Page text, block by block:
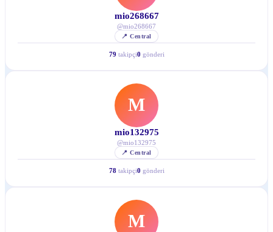
mio268667
@mio268667
📍Central
79 takipçi0 gönderi
M
mio132975
@mio132975
📍Central
78 takipçi0 gönderi
M